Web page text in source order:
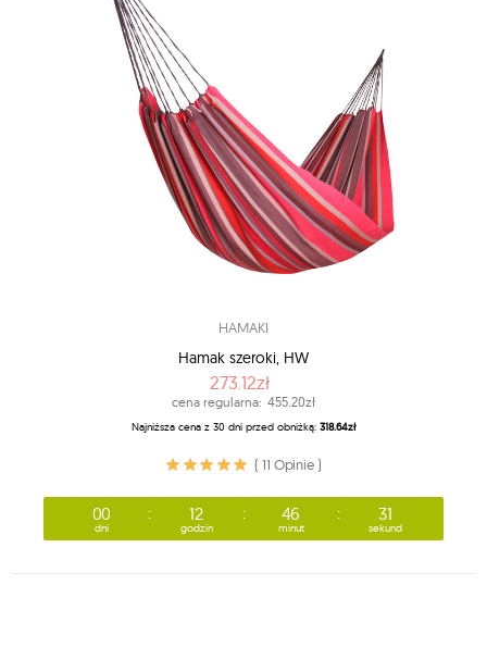
HAMAKI
Hamak szeroki, HW
273.12zł
cena regularna: 455.20zł
Najniższa cena z 30 dni przed obniżką: 318.64zł
( 11 Opinie )
00
dni
12
godzin
46
minut
31
sekund